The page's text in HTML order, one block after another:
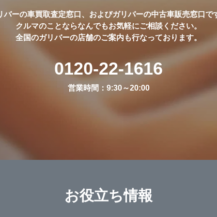
バーの車買取査定窓口、およびガリバーの中古車販売窓口で
クルマのことならなんでもお気軽にご相談ください。
全国のガリバーの店舗のご案内も行なっております。
0120-22-1616
営業時間：9:30～20:00
お役立ち情報